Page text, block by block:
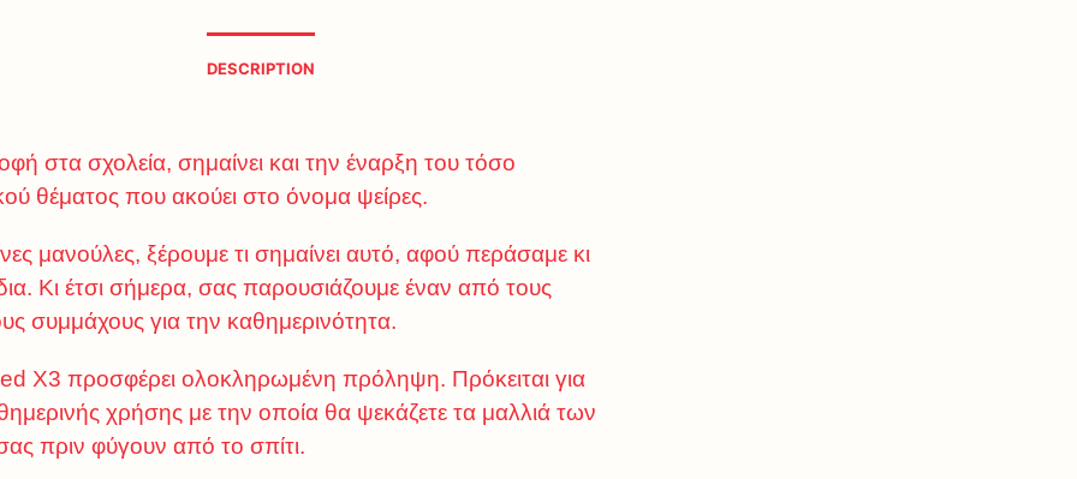
DESCRIPTION
στα σχολεία, σημαίνει και την έναρξη του τόσο
θέματος που ακούει στο όνομα ψείρες.
μανούλες, ξέρουμε τι σημαίνει αυτό, αφού περάσαμε κι
Κι έτσι σήμερα, σας παρουσιάζουμε έναν από τους
συμμάχους για την καθημερινότητα.
X3 προσφέρει ολοκληρωμένη πρόληψη. Πρόκειται για
χρήσης με την οποία θα ψεκάζετε τα μαλλιά των
πριν φύγουν από το σπίτι.